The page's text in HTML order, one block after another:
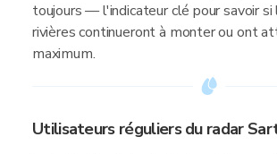
toujours — l'indicateur clé pour savoir si
rivières continueront à monter ou ont
maximum.
Utilisateurs réguliers du radar